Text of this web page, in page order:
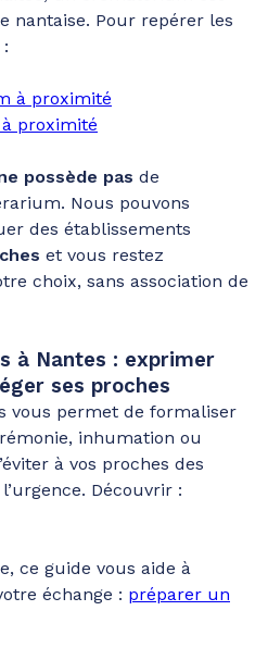
nantaise. Pour repérer les
à proximité
proximité
possède pas de
Nous pouvons
des établissements
et vous restez
choix, sans association de
à Nantes : exprimer
ses proches
vous permet de formaliser
inhumation ou
à vos proches des
Découvrir :
ce guide vous aide à
échange : préparer un